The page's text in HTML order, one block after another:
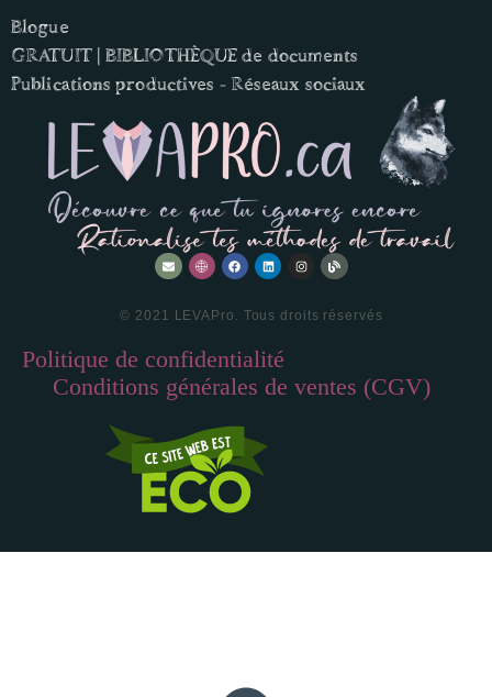
Blogue
GRATUIT | BIBLIOTHÈQUE de documents
Publications productives - Réseaux sociaux
© 2021 LEVAPro. Tous droits réservés
Politique de confidentialité
Conditions générales de ventes (CGV)